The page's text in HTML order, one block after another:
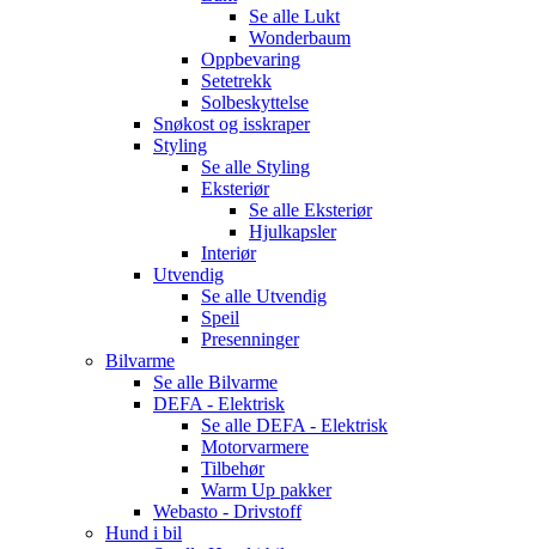
Se alle Lukt
Wonderbaum
Oppbevaring
Setetrekk
Solbeskyttelse
Snøkost og isskraper
Styling
Se alle Styling
Eksteriør
Se alle Eksteriør
Hjulkapsler
Interiør
Utvendig
Se alle Utvendig
Speil
Presenninger
Bilvarme
Se alle Bilvarme
DEFA - Elektrisk
Se alle DEFA - Elektrisk
Motorvarmere
Tilbehør
Warm Up pakker
Webasto - Drivstoff
Hund i bil